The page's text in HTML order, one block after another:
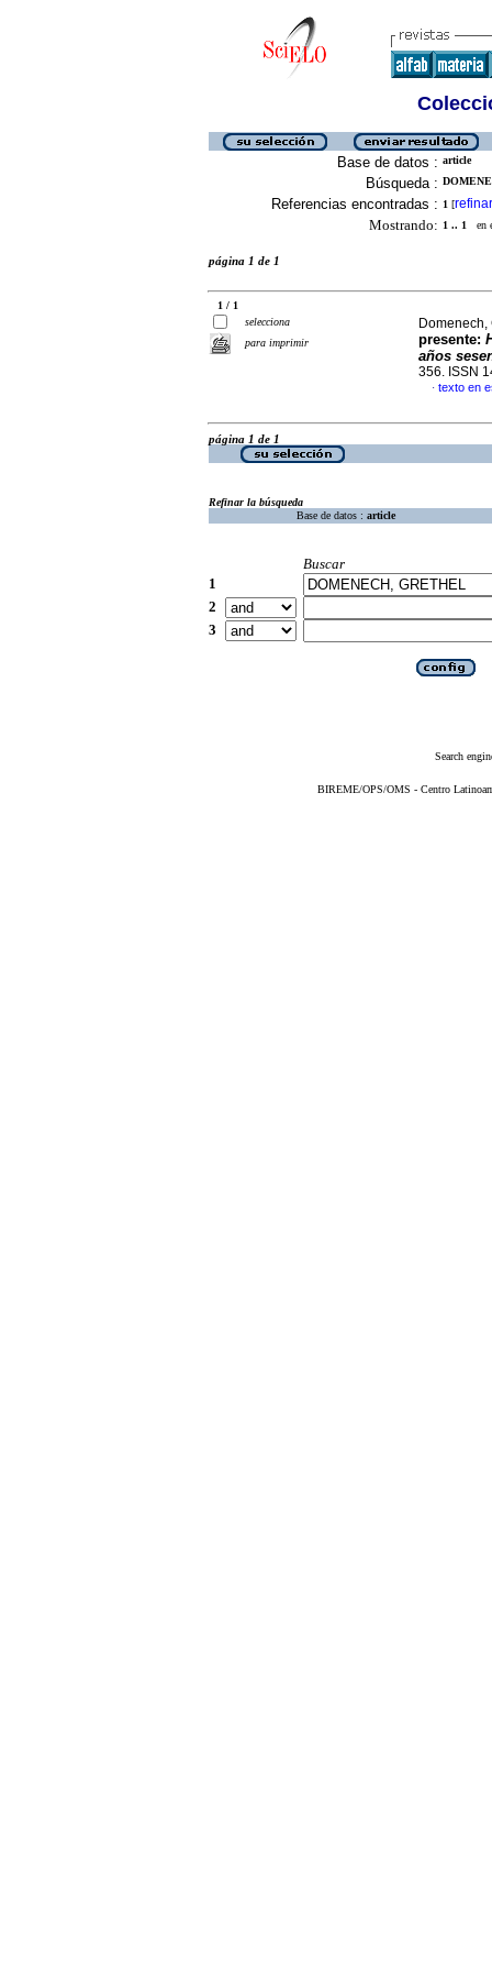
Base de datos : article
Búsqueda :
Referencias encontradas : 1 [refinar
Mostrando: 1 .. 1 en
página 1 de 1
1 / 1
selecciona
para imprimir
presente:
años
356. ISSN
· texto en
página 1 de 1
Refinar la búsqueda
Base de datos : article
Buscar
1
2
3
Search
BIREME/OPS/OMS - Centro